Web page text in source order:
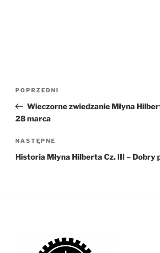
Poprzedni
wpis
POPRZEDNI
Wieczorne zwiedzanie Młyna
28 marca
Następny
wpis
NASTĘPNE
Historia Młyna Hilberta Cz. III – Dobry